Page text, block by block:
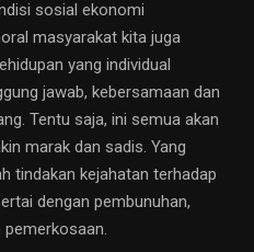
sosial ekonomi
masyarakat kita juga
yang individual
jawab, kebersamaan dan
Tentu saja, ini semua akan
marak dan sadis. Yang
tindakan kejahatan terhadap
dengan pembunuhan,
pemerkosaan.